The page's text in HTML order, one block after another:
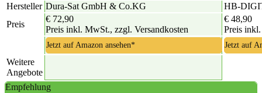
Hersteller Dura-Sat GmbH & Co.KG
HB-
Preis
€ 72,90
Preis inkl. MwSt., zzgl. Versandkosten
€ 48,90
Preis
Jetzt auf Amazon ansehen* Jetzt auf
Weitere
Angebote
Empfehlung